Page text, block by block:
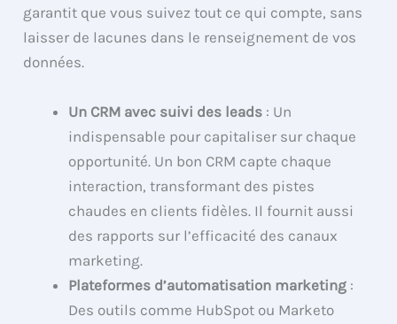
garantit que vous suivez tout ce qui compte, sans
laisser de lacunes dans le renseignement de vos
données.
Un CRM avec suivi des leads : Un
indispensable pour capitaliser sur chaque
opportunité. Un bon CRM capte chaque
interaction, transformant des pistes
chaudes en clients fidèles. Il fournit aussi
des rapports sur l’efficacité des canaux
marketing.
Plateformes d’automatisation marketing :
Des outils comme HubSpot ou Marketo